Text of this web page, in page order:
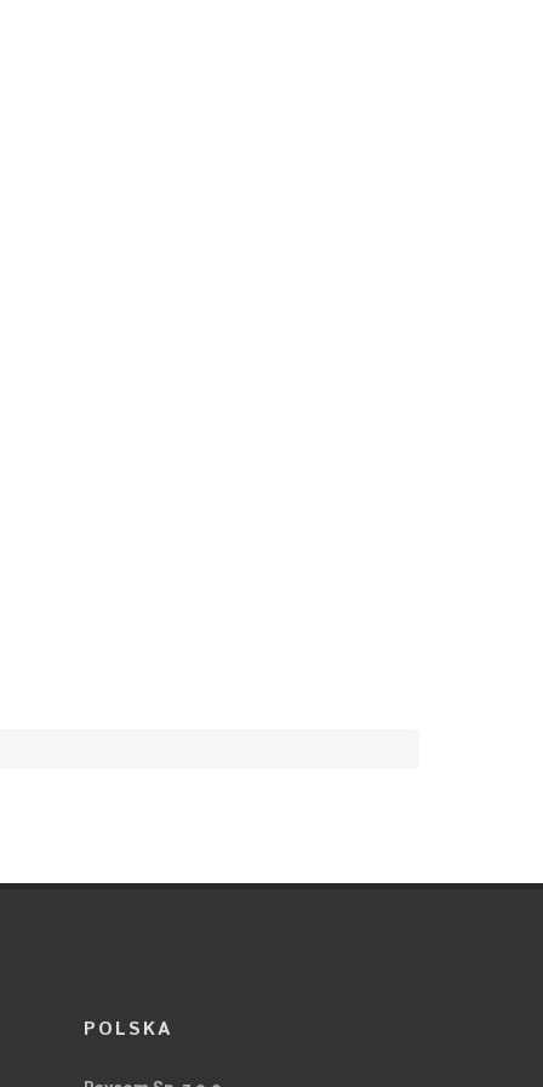
POLSKA